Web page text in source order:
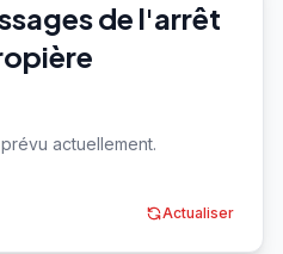
de l'arrêt
actuellement.
Actualiser